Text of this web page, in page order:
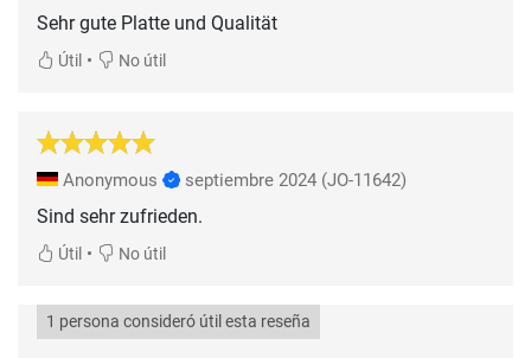
Sehr gute Platte und Qualität
Útil • No útil
Anonymous septiembre 2024 (JO-11642)
Sind sehr zufrieden.
Útil • No útil
1 persona consideró útil esta reseña